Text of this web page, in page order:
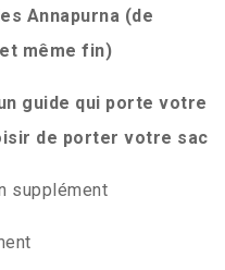
Annapurna (de
même fin)
guide qui porte votre
de porter votre sac
supplément